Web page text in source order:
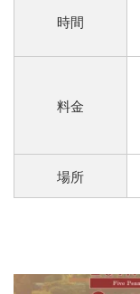
時間
料金
場所